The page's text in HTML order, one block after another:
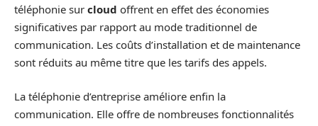
téléphonie sur cloud offrent en effet des économies
significatives par rapport au mode traditionnel de
communication. Les coûts d’installation et de maintenance
sont réduits au même titre que les tarifs des appels.
La téléphonie d’entreprise améliore enfin la
communication. Elle offre de nombreuses fonctionnalités